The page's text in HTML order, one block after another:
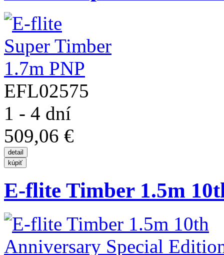
EFL02575
1 - 4 dní
509,06 €
E-flite Timber 1.5m